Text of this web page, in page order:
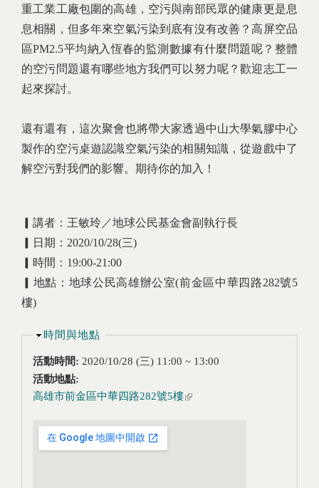
重工業工廠包圍的高雄，空污與南部民眾的健康更是息
息相關，但多年來空氣污染到底有沒有改善？高屏空品
區PM2.5平均納入恆春的監測數據有什麼問題呢？整體
的空污問題還有哪些地方我們可以努力呢？歡迎志工一
起來探討。
還有還有，這次聚會也將帶大家透過中山大學氣膠中心
製作的空污桌遊認識空氣污染的相關知識，從遊戲中了
解空污對我們的影響。期待你的加入！
▎講者：王敏玲／地球公民基金會副執行長
▎日期：2020/10/28(三)
▎時間：19:00-21:00
▎地點：地球公民高雄辦公室(前金區中華四路282號5
樓)
隱藏
時間與地點
活動時間: 2020/10/28 (三) 11:00 ~ 13:00
活動地點:
高雄市前金區中華四路282號5樓(link is external)